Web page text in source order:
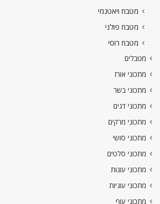
מטבח ויאטנמי
מטבח פולני
מטבח רוסי
מטבלים
מתכוני אורז
מתכוני בשר
מתכוני דגים
מתכוני מרקים
מתכוני סושי
מתכוני סלטים
מתכוני עוגות
מתכוני עוגיות
מתכוני עוף